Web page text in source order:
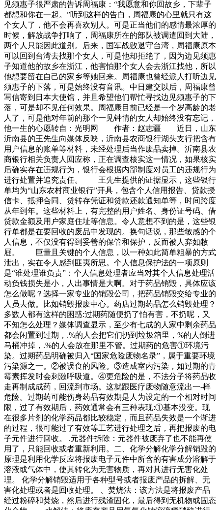
见须惠子很严肃的告诉周福康：“我愿意和你回故乡，下辈子
都想和你在一起。”听到这样的告白，周福康的心里就只有这
个女人了，他不会再喜欢别人。可是正当他们的感情最浓厚的
时候，解放战争打响了，周福康所在的部队被调遣回到大陆，
两个人只能因此道别。后来，国军战败退守台湾，周福康原本
可以回到台湾去找那个女人，可是他却拒绝了，因为边见须惠
子知道他的故乡在浙江，他害怕那个女人会去浙江找他，所以
他想要留在自己的家乡等她回来。周福康也曾经派人打听边见
须惠子的下落，可是始终没有音讯。中日建交以后，周福康曾
写信寄到日本大使馆，并且希望他们帮忙寻找边见须惠子的下
落，可是却不见任何效果。周福康目前已经是一个岁高龄的老
人了，可是他对年前的那个一见钟情的女人却始终没有忘记，
他一生的心愿转自：光明网 作者：赵志疆 近日，山东
沂南县的王先生向媒体反映，沂南县农商银行湖头支行把含有
用户信息的账单等材料，未经处理后当作废品卖掉。沂南县农
商银行相关负责人回应称，正在调查核实这一情况，如果核实
后确实存在违规行为，银行会根据内部制度对员工的违规行为
进行处置并追究责任。 王先生提供的证据显示，这些银行
单均为“山东农村商业银行”开具，包含个人信用报告、贷款授
信卡、抵押合同、贷转存凭证和贷款还款通知单等，时间跨度
从年到年。这些材料上，有完整的用户姓名、身份证号码、借
贷款金额及用户家庭住址等信息。令人意想不到的是，这些银
行单都是在要回收的废品中发现的。换句话说，那些敏感的个
人信息，不仅没有得到妥善的保管和保护，反而被人弃如敝
屣。 巨量且关键的个人信息，以一种如此简单粗暴的方式
泄出，实在令人感到匪夷所思。个人信息保护法的一项原则
是“谁处理谁负责”：个人信息处理者应当对其个人信息处理活
动负钱损失是小，人出事情是大啊。对于药品销毁，具体应该
怎么做呢？选择一家专业的销毁公司，把药品销毁交给专业的
人员去做。比如销毁报废中心。药店过期药品怎么销毁处理？
多数人都有这样的困惑:过期药随便扔了怕有害，不扔呢，又
不知怎么处理？媒体调查显示，至少有七成的人家中剩余药品
都会闲置到过期，.%的人会把它们扔到垃圾箱里，%的人倒进
马桶冲掉，.%的人会放在那里不管。过期药的危害①环境污
染。过期药品明确被归入“国家危险废物名录”，属于重要环境
污染源之一。②被误食的风险。③造成室内污染，如过期的青
霉素挥发时会刺激呼吸道。④更危险的是，不法分子将药品收
走再制成成药，回流到市场。这就跟医疗废物随意流出一-样
危险。过期药可能伤身药品有效期是人为设定的一个相对时间
限，过了有效期后，药效通常会有三种表现:①基本没变。现
在很多片剂的化学药品都比较稳定，而且药品失效是一个渐进
的过程，很可能过了有效等工艺进行处理之后，再把报废的电
子元件进行回收。 .元器件拆除：元器件被废弃了也不能再使
用了，只能回收或者重新利用。二、化学分解化学分解销毁的
原理是利用化学反应将报废电子元件中所含的有害成分溶解于
溶液或气体中，使其转化为无害物质，再对其进行无害化处
理。 化学分解销毁适用于各种型号或者报废产品的拆解、无
害化处理或者是回收处理。 、焚烧法：该方法是将报废产品
经过粉碎和焚烧，然后进行残渣固化，最后得到无机物或固态